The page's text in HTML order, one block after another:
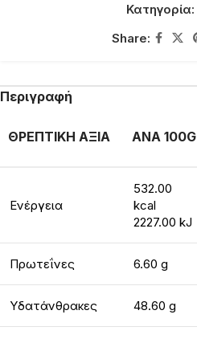
Κατηγορία:
Share:
Περιγραφή
ΘΡΕΠΤΙΚΗ ΑΞΙΑ ΑΝΑ 100G
Ενέργεια
532.00
kcal
2227.00 kJ
Πρωτεΐνες 6.60 g
Υδατάνθρακες 48.60 g